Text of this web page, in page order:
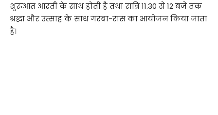
शुरुआत आरती के साथ होती है तथा रात्रि 11.30 से 12 बजे तक
श्रद्धा और उत्साह के साथ गरबा-रास का आयोजन किया जाता
है।